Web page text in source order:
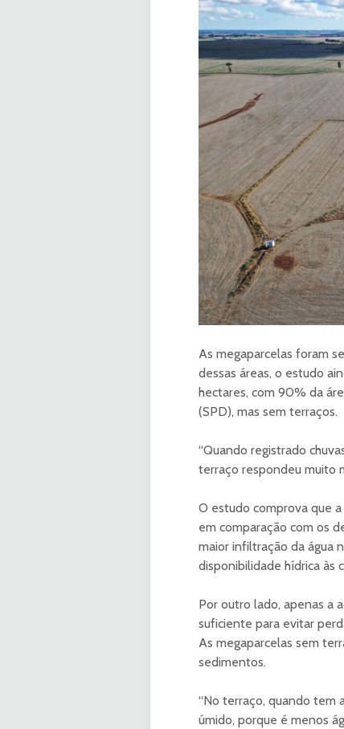
As megaparcelas foram
dessas áreas, o estudo
hectares, com 90% da
(SPD), mas sem terraços.
“Quando registrado
terraço respondeu muito
O estudo comprova que
em comparação com os
maior infiltração da água
disponibilidade hídrica às
Por outro lado, apenas a
suficiente para evitar
As megaparcelas sem
sedimentos.
“No terraço, quando tem
úmido, porque é menos